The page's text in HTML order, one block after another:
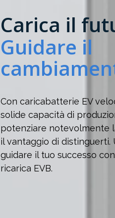
Carica il
Guidare il
Con caricabatterie EV
solide capacità di
potenziare notevolmente
il vantaggio di distinguerti.
guidare il tuo successo
ricarica EVB.